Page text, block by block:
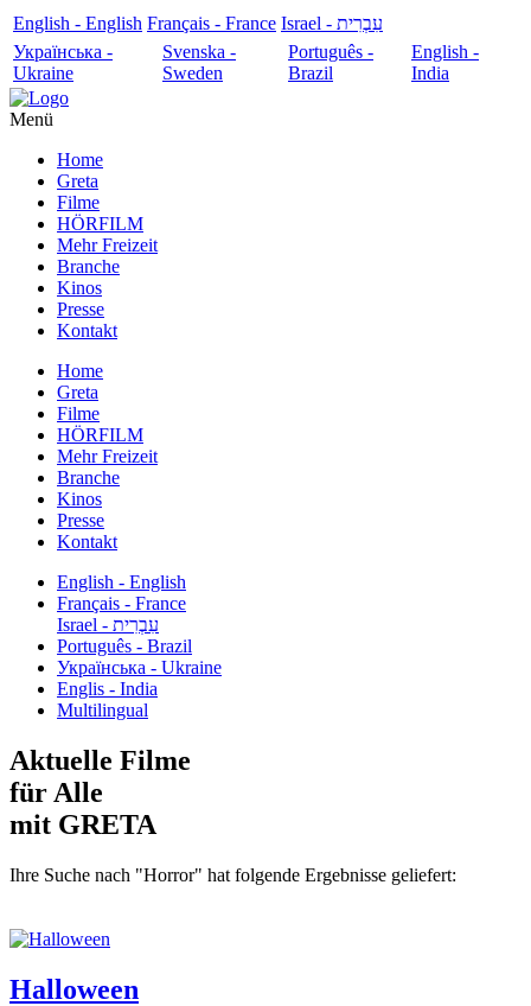
English - English Français - France
עִבְרִית - Israel
Українська -
Ukraine
Svenska -
Sweden
Português -
Brazil
English -
India
Menü
Home
Greta
Filme
HÖRFILM
Mehr Freizeit
Branche
Kinos
Presse
Kontakt
Home
Greta
Filme
HÖRFILM
Mehr Freizeit
Branche
Kinos
Presse
Kontakt
English - English
Français - France
עִבְרִית - Israel
Português - Brazil
Українська - Ukraine
Englis - India
Multilingual
Aktuelle Filme
für Alle
mit GRETA
Ihre Suche nach "Horror" hat folgende Ergebnisse geliefert:
Halloween